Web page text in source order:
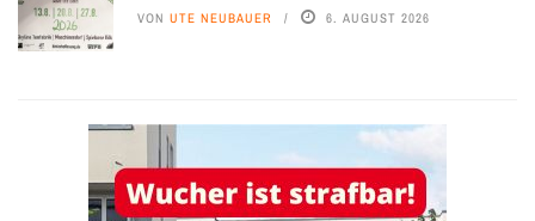
VON UTE NEUBAUER 6. AUGUST 2026